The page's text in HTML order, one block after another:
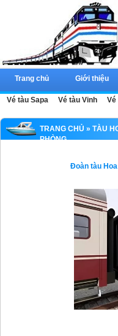
Trang chủ Giới thiệu
Vé tàu Sapa Vé tàu Vinh Vé
TRANG CHỦ » TÀU
PHÒNG
Đoàn tàu